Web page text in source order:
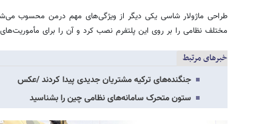
طراحی ماژولار شاسی یکی دیگر از ویژگی‌های مهم درمن محسوب
مختلف نظامی را بر روی این پلتفرم نصب کرد و آن را برای
خبرهای مرتبط
جنگنده‌های ترکیه مشتریان جدیدی پیدا کردند /عکس
ستون متحرک سامانه‌های نظامی چین را بشناسید